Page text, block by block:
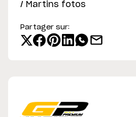
/ Martins fotos
Partager sur: